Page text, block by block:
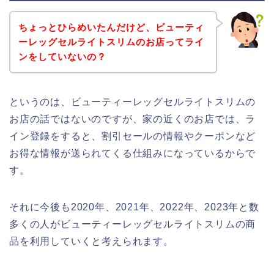
ちょっとひらめいたんだけど、ビューティ
ーレッグセルライトスリムのお店ってライ
ンをしていないの？
というのは、ビューティーレッグセルライトスリムの
お店の話ではないのですが、家の近くのお店では、ラ
イン登録をすると、割引セールの情報やクーポンなど
お得な情報が送られてくる仕組みになっているからで
す。
それに今後も2020年、2021年、2022年、2023年と数
多くの人がビューティーレッグセルライトスリムの商
品を利用していくと考えられます。